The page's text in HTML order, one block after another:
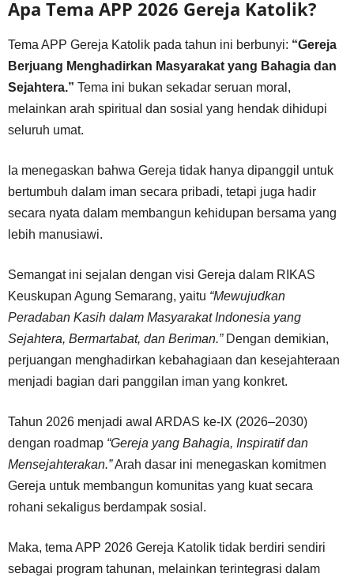
Apa Tema APP 2026 Gereja Katolik?
Tema APP Gereja Katolik pada tahun ini berbunyi: “Gereja
Berjuang Menghadirkan Masyarakat yang Bahagia dan
Sejahtera.” Tema ini bukan sekadar seruan moral,
melainkan arah spiritual dan sosial yang hendak dihidupi
seluruh umat.
Ia menegaskan bahwa Gereja tidak hanya dipanggil untuk
bertumbuh dalam iman secara pribadi, tetapi juga hadir
secara nyata dalam membangun kehidupan bersama yang
lebih manusiawi.
Semangat ini sejalan dengan visi Gereja dalam RIKAS
Keuskupan Agung Semarang, yaitu “Mewujudkan
Peradaban Kasih dalam Masyarakat Indonesia yang
Sejahtera, Bermartabat, dan Beriman.”Dengan demikian,
perjuangan menghadirkan kebahagiaan dan kesejahteraan
menjadi bagian dari panggilan iman yang konkret.
Tahun 2026 menjadi awal ARDAS ke-IX (2026–2030)
dengan roadmap “Gereja yang Bahagia, Inspiratif dan
Mensejahterakan.”Arah dasar ini menegaskan komitmen
Gereja untuk membangun komunitas yang kuat secara
rohani sekaligus berdampak sosial.
Maka, tema APP 2026 Gereja Katolik tidak berdiri sendiri
sebagai program tahunan, melainkan terintegrasi dalam